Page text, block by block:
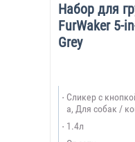
Набор для
FurWaker 5-
Grey
Сликер с
а, Для собак /
1.4л